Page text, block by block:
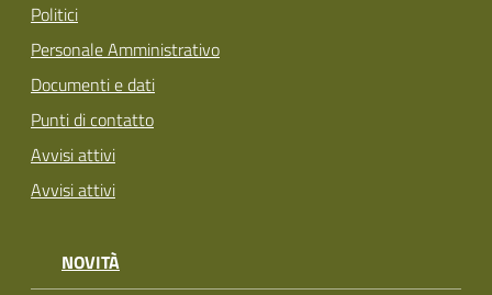
Politici
Personale Amministrativo
Documenti e dati
Punti di contatto
Avvisi attivi
Avvisi attivi
NOVITÀ